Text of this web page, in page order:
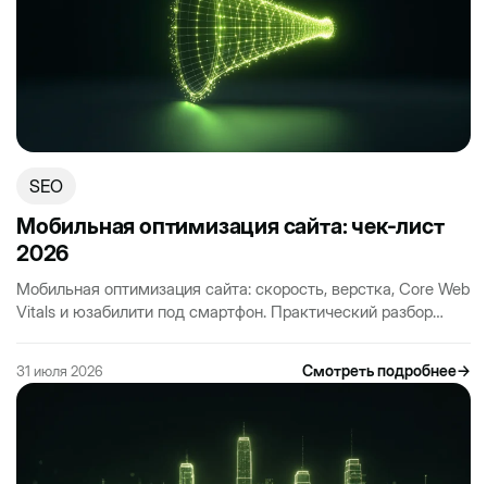
SEO
Мобильная оптимизация сайта: чек-лист
2026
Мобильная оптимизация сайта: скорость, верстка, Core Web
Vitals и юзабилити под смартфон. Практический разбор
31 июля 2026 Смотреть подробнее→